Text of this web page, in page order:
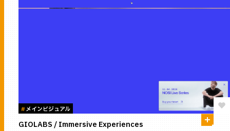
#メインビジュアル
GIOLABS / Immersive Experiences